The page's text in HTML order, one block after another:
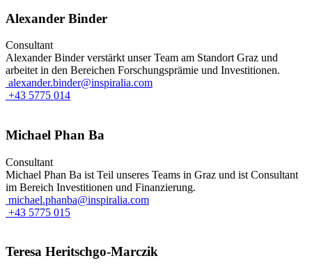
Alexander Binder
Consultant
Alexander Binder verstärkt unser Team am Standort Graz und
arbeitet in den Bereichen Forschungsprämie und Investitionen.
alexander.binder@inspiralia.com
+43 5775 014
Michael Phan Ba
Consultant
Michael Phan Ba ist Teil unseres Teams in Graz und ist Consultant
im Bereich Investitionen und Finanzierung.
michael.phanba@inspiralia.com
+43 5775 015
Teresa Heritschgo-Marczik